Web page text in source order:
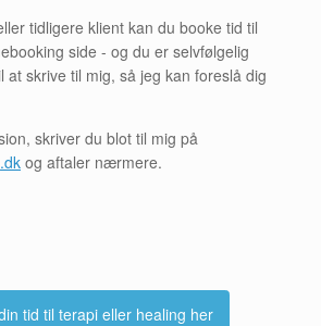
tidligere klient kan du booke tid til
side - og du er selvfølgelig
at skrive til mig, så jeg kan foreslå dig
skriver du blot til mig på
og aftaler nærmere.
tid til terapi eller healing her